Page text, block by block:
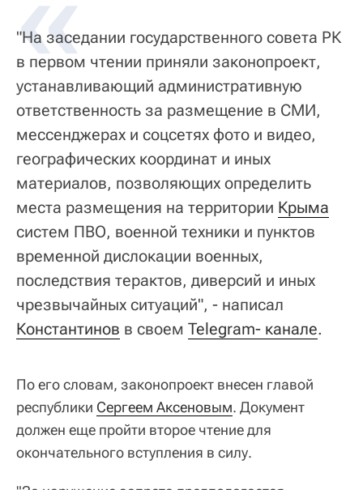
"На заседании государственного совета РК
в первом чтении приняли законопроект,
устанавливающий административную
ответственность за размещение в СМИ,
мессенджерах и соцсетях фото и видео,
географических координат и иных
материалов, позволяющих определить
места размещения на территории Крыма
систем ПВО, военной техники и пунктов
временной дислокации военных,
последствия терактов, диверсий и иных
чрезвычайных ситуаций", - написал
Константинов в своем Telegram- канале.
По его словам, законопроект внесен главой
республики Сергеем Аксеновым. Документ
должен еще пройти второе чтение для
окончательного вступления в силу.